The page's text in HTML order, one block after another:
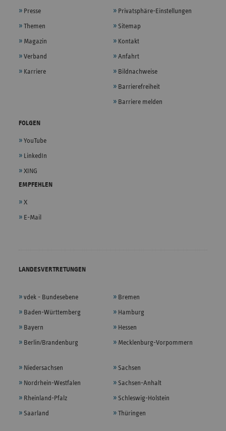
Presse
Themen
Magazin
Verband
Karriere
Privatsphäre-Einstellungen
Sitemap
Kontakt
Anfahrt
Bildnachweise
Barrierefreiheit
Barriere melden
FOLGEN
YouTube
LinkedIn
XING
EMPFEHLEN
X
E-Mail
LANDESVERTRETUNGEN
vdek - Bundesebene
Baden-Württemberg
Bayern
Berlin/Brandenburg
Bremen
Hamburg
Hessen
Mecklenburg-Vorpommern
Niedersachsen
Nordrhein-Westfalen
Rheinland-Pfalz
Saarland
Sachsen
Sachsen-Anhalt
Schleswig-Holstein
Thüringen